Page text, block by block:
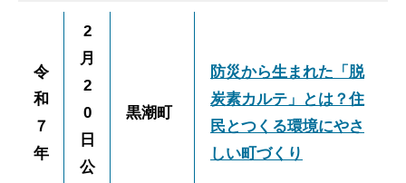
令
和
７
年
2
月
2
0
日
公
黒潮町
防災から生まれた「脱
炭素カルテ」とは？住
民とつくる環境にやさ
しい町づくり